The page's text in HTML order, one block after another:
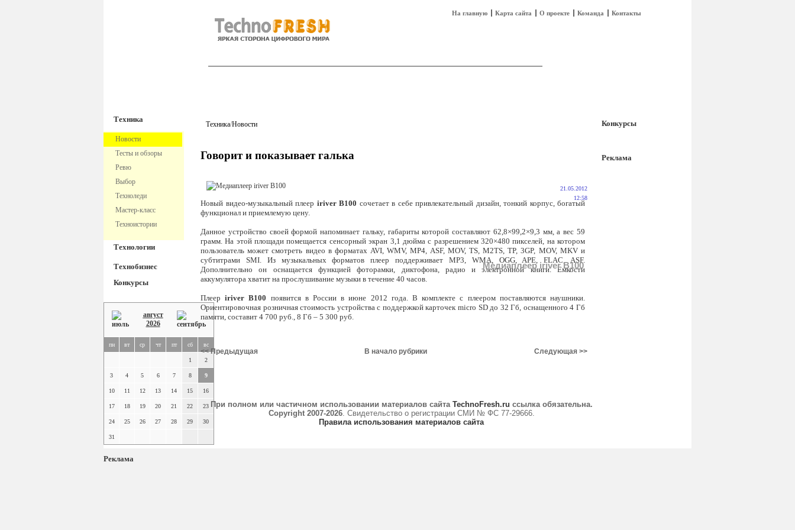
На главную Карта сайта О проекте Команда Контакты
Техника
Новости
Тесты и обзоры
Ревю
Выбор
Техноледи
Мастер-класс
Техноистории
Технологии
Технобизнес
Конкурсы
август
2026
пн вт ср чт пт сб вс
1 2
3 4 5 6 7 8 9
10 11 12 13 14 15 16
17 18 19 20 21 22 23
24 25 26 27 28 29 30
31
Реклама
Техника/Новости
Говорит и показывает галька
Медиаплеер iriver B100
21.05.2012
12:58
Новый видео-музыкальный плеер iriver B100 сочетает в себе привлекательный дизайн, тонкий корпус, богатый
функционал и приемлемую цену.
Данное устройство своей формой напоминает гальку, габариты которой составляют 62,8×99,2×9,3 мм, а вес 59
грамм. На этой площади помещается сенсорный экран 3,1 дюйма с разрешением 320×480 пикселей, на котором
пользователь может смотреть видео в форматах AVI, WMV, MP4, ASF, MOV, TS, M2TS, TP, 3GP, MOV, MKV и
субтитрами SMI. Из музыкальных форматов плеер поддерживает MP3, WMA, OGG, APE, FLAC, ASF.
Дополнительно он оснащается функцией фоторамки, диктофона, радио и электронной книги. Емкости
аккумулятора хватит на прослушивание музыки в течение 40 часов.
Плеер iriver B100 появится в России в июне 2012 года. В комплекте с плеером поставляются наушники.
Ориентировочная розничная стоимость устройства с поддержкой карточек micro SD до 32 Гб, оснащенного 4 Гб
памяти, составит 4 700 руб., 8 Гб – 5 300 руб.
<< Предыдущая В начало рубрики Следующая >>
Конкурсы
Реклама
При полном или частичном использовании материалов сайта TechnoFresh.ru ссылка обязательна.
Copyright 2007-2026. Свидетельство о регистрации СМИ № ФС 77-29666.
Правила использования материалов сайта